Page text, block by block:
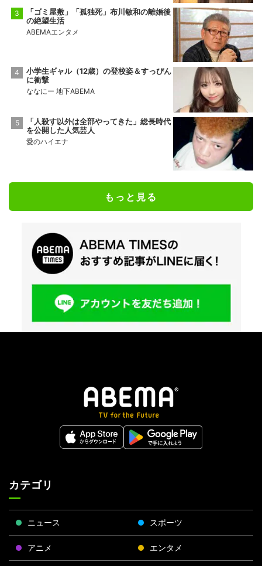
「ゴミ屋敷」「孤独死」布川敏和の離婚後
の絶望生活
ABEMAエンタメ
小学生ギャル（12歳）の登校姿＆すっぴん
に衝撃
ななにー 地下ABEMA
「人殺す以外は全部やってきた」総長時代
を公開した人気芸人
愛のハイエナ
もっと見る
カテゴリ
ニュース スポーツ
アニメ エンタメ